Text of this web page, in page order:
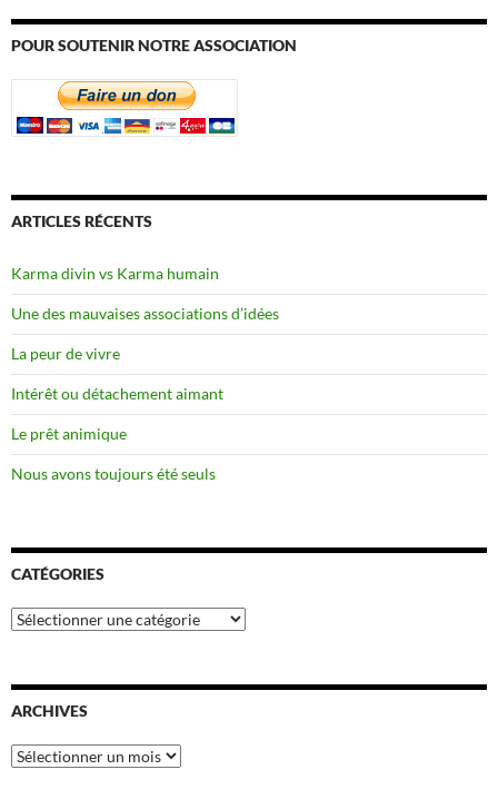
POUR SOUTENIR NOTRE ASSOCIATION
ARTICLES RÉCENTS
Karma divin vs Karma humain
Une des mauvaises associations d’idées
La peur de vivre
Intérêt ou détachement aimant
Le prêt animique
Nous avons toujours été seuls
CATÉGORIES
Catégories
ARCHIVES
Archives